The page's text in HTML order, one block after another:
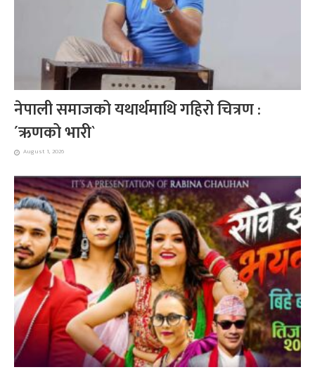
नेपाली समाजको यथार्थमाथि गहिरो चित्रण :
´ऋणको भारी`
August 1, 2026